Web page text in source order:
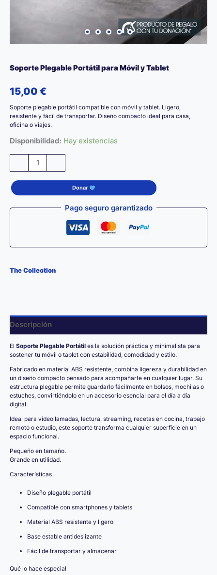
Soporte Plegable Portátil para Móvil y Tablet
15,00 €
Soporte plegable portátil compatible con móvil y tablet. Ligero,
resistente y fácil de transportar. Diseño compacto ideal para casa,
oficina o viajes.
Disponibilidad: Hay existencias
Soporte
Plegable
Portátil
para
Móvil
Donar
Pago seguro garantizado
The Collection
Descripción
El Soporte Plegable Portátil es la solución práctica y minimalista para
sostener tu móvil o tablet con estabilidad, comodidad y estilo.
Fabricado en material ABS resistente, combina ligereza y durabilidad en
un diseño compacto pensado para acompañarte en cualquier lugar. Su
estructura plegable permite guardarlo fácilmente en bolsos, mochilas o
estuches, convirtiéndolo en un accesorio esencial para el día a día
digital.
Ideal para videollamadas, lectura, streaming, recetas en cocina, trabajo
remoto o estudio, este soporte transforma cualquier superficie en un
espacio funcional.
Pequeño en tamaño.
Grande en utilidad.
Características
Diseño plegable portátil
Compatible con smartphones y tablets
Material ABS resistente y ligero
Base estable antideslizante
Fácil de transportar y almacenar
Qué lo hace especial